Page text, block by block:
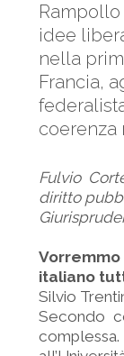
idee
nella
Francia,
coerenza
Fulvio
diritto
italiano
Silvio
Secondo